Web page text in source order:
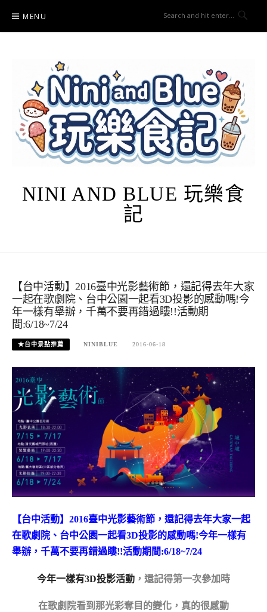
content
MENU
NINI AND BLUE 玩樂食
記
【台中活動】2016臺中光影藝術節，還記得去年大家
一起在歌劇院、台中公園一起看3D投影的感動嗎!今
年一樣有舉辦，千萬不要再錯過瞜!!活動期
間:6/18~7/24
★台中景點推薦 NINIBLUE 2016-06-18
【台中活動】2016臺中光影藝術節，還記得去年大家一起
在歌劇院、台中公園一起看3D投影的感動嗎!今年一樣有
舉辦，千萬不要再錯過瞜!!活動期間:6/18~7/24
今年一樣有3D投影活動 ， 還記得第一次參加時
在歌劇院看到那光彩奪目的變化，真的很感動